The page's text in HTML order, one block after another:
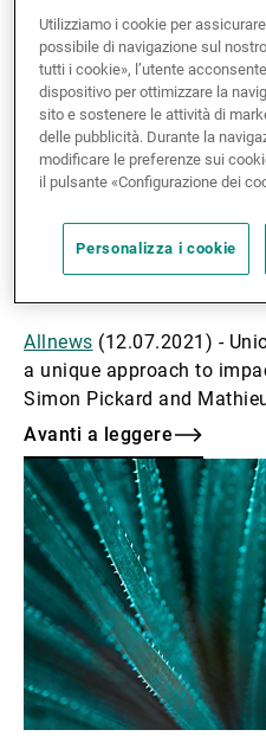
Assessing the
companies
Allnews (12.07.2021) -
a unique approach to
Simon Pickard and
Avanti a leggere
Avanti
a
leggere
Utilizziamo i cookie per
possibile di navigazione sul
tutti i cookie», l’utente
dispositivo per ottimizzare la
sito e sostenere le attività di
delle pubblicità. Durante la
modificare le preferenze sui
il pulsante «Configurazione dei
Personalizza i cookie